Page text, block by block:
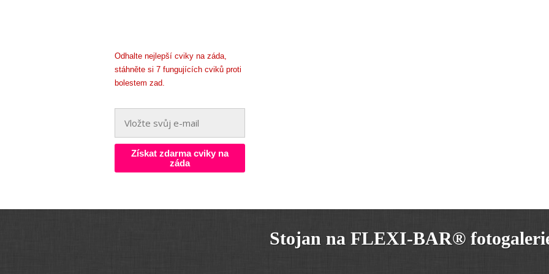
Odhalte nejlepší cviky na záda,
stáhněte si 7 fungujících cviků proti
bolestem zad.
Získat zdarma cviky na
záda
Stojan na FLEXI-BAR®